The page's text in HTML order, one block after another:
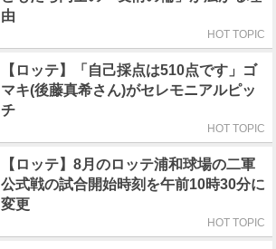
由
HOT TOPIC
【ロッテ】「自己採点は510点です」ゴ
マキ(後藤真希さん)がセレモニアルピッ
チ
HOT TOPIC
【ロッテ】8月のロッテ浦和球場の二軍
公式戦の試合開始時刻を午前10時30分に
変更
HOT TOPIC